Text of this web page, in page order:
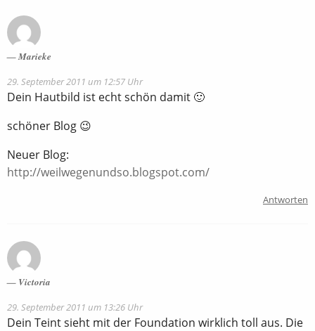
Marieke
29. September 2011 um 12:57 Uhr
Dein Hautbild ist echt schön damit 🙂
schöner Blog 😉
Neuer Blog:
http://weilwegenundso.blogspot.com/
Antworten
Victoria
29. September 2011 um 13:26 Uhr
Dein Teint sieht mit der Foundation wirklich toll aus. Die